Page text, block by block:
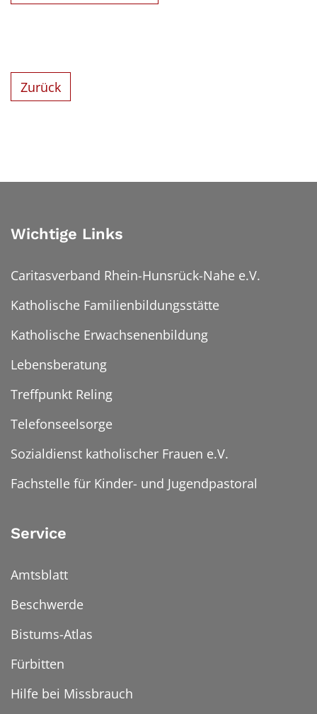
Zurück
Wichtige Links
Caritasverband Rhein-Hunsrück-Nahe e.V.
Katholische Familienbildungsstätte
Katholische Erwachsenenbildung
Lebensberatung
Treffpunkt Reling
Telefonseelsorge
Sozialdienst katholischer Frauen e.V.
Fachstelle für Kinder- und Jugendpastoral
Service
Amtsblatt
Beschwerde
Bistums-Atlas
Fürbitten
Hilfe bei Missbrauch